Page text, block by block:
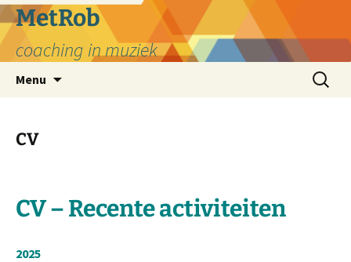
MetRob
coaching in muziek
Menu
Zoeken
naar:
CV
CV – Recente activiteiten
2025